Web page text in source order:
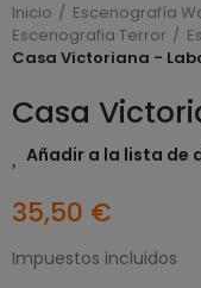
Inicio
Escenografía
Escenografia Terror
Casa Victoriana -
Casa
Añadir a la lista de
35,50 €
Impuestos incluidos